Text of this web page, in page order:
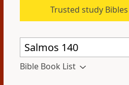
Trusted study
Bible Book List